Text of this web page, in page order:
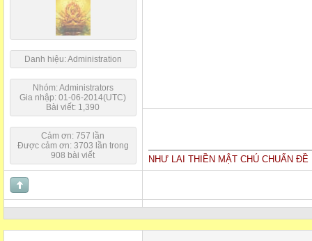
Danh hiệu: Administration
Nhóm: Administrators
Gia nhập: 01-06-2014(UTC)
Bài viết: 1,390
Cảm ơn: 757 lần
Được cảm ơn: 3703 lần trong
908 bài viết
NHƯ LAI THIỀN MẬT CHÚ CHUẨN ĐỀ